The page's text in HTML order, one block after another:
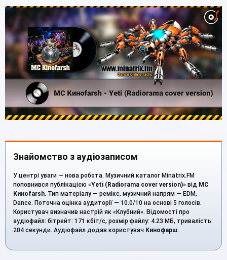
Знайомство з аудіозаписом
У центрі уваги — нова робота. Музичний каталог Minatrix.FM
поповнився публікацією «Yeti (Radiorama cover version)» від МС
Киноfarsh. Тип матеріалу — ремікс, музичний напрям — EDM,
Dance. Поточна оцінка аудиторії — 10.0/10 на основі 5 голосів.
Користувач визначив настрій як «Клубний». Відомості про
аудіофайл: бітрейт: 171 кбіт/с, розмір файлу: 4.23 МБ, тривалість:
204 секунди. Аудіофайл додав користувач Кинофарш.